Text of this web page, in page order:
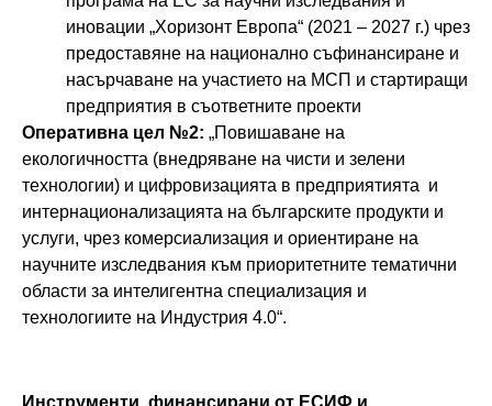
иновации „Хоризонт Европа“ (2021 – 2027 г.) чрез
предоставяне на национално съфинансиране и
насърчаване на участието на МСП и стартиращи
предприятия в съответните проекти
Оперативна цел №2: „Повишаване на
екологичността (внедряване на чисти и зелени
технологии) и цифровизацията в предприятията и
интернационализацията на българските продукти и
услуги, чрез комерсиализация и ориентиране на
научните изследвания към приоритетните тематични
области за интелигентна специализация и
технологиите на Индустрия 4.0“.